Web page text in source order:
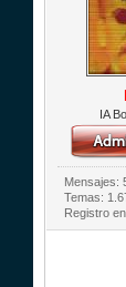
IA
Mensajes:
Temas:
Registro